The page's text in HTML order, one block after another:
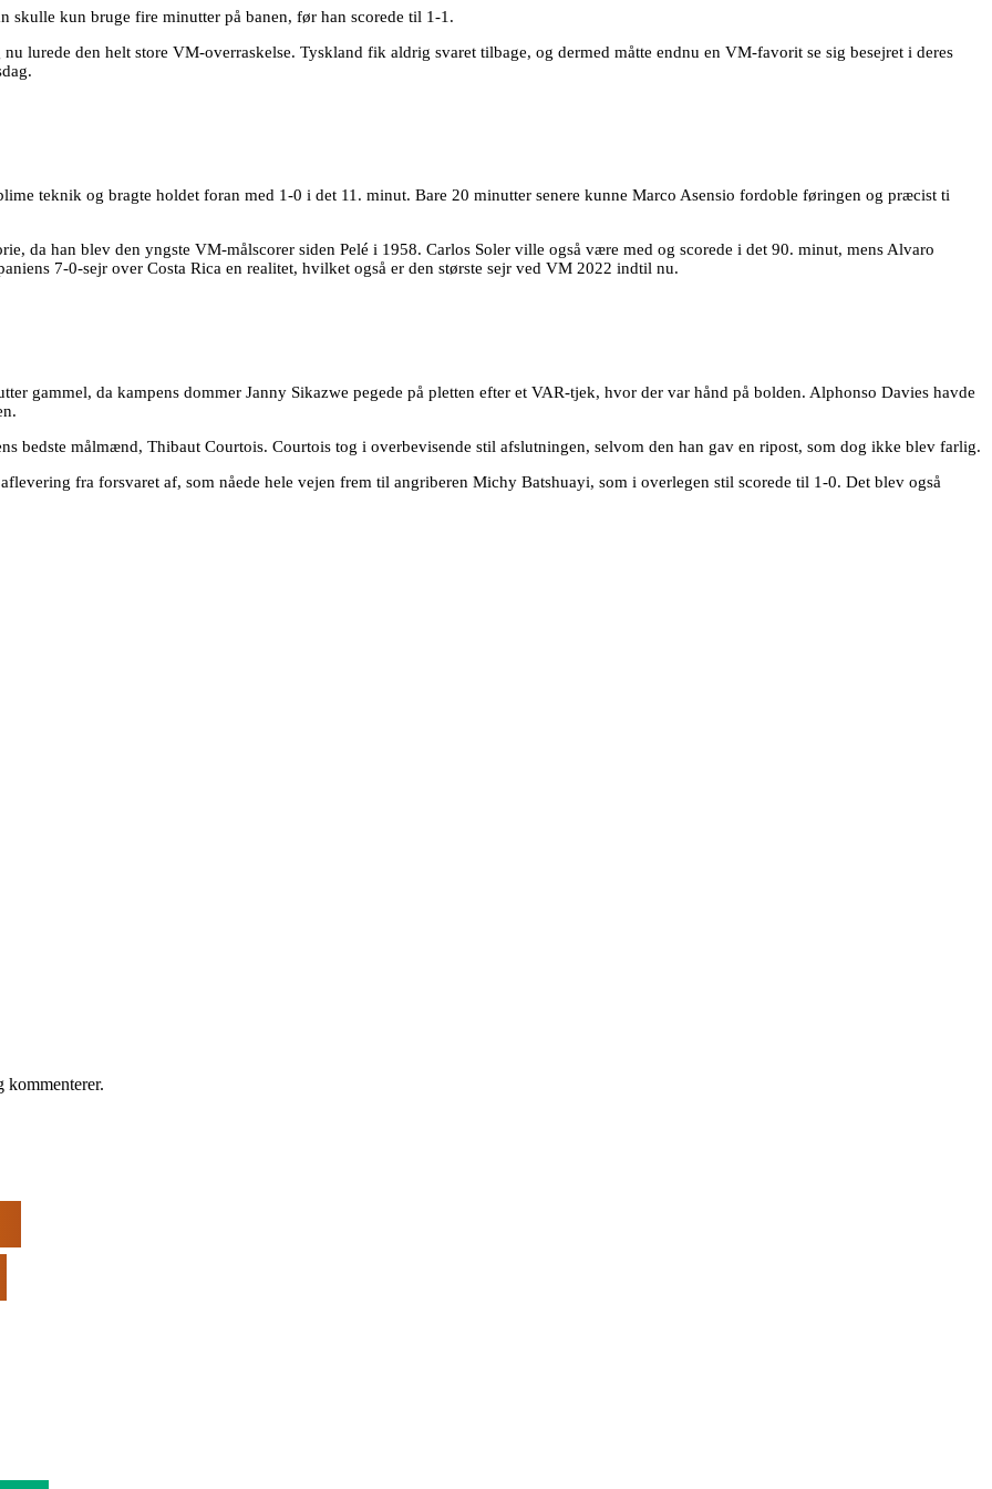
skulle kun bruge fire minutter på banen, før han scorede til 1-1.
lurede den helt store VM-overraskelse. Tyskland fik aldrig svaret tilbage, og dermed måtte endnu en VM-favorit se sig besejret i deres
teknik og bragte holdet foran med 1-0 i det 11. minut. Bare 20 minutter senere kunne Marco Asensio fordoble føringen og præcist ti
da han blev den yngste VM-målscorer siden Pelé i 1958. Carlos Soler ville også være med og scorede i det 90. minut, mens Alvaro
7-0-sejr over Costa Rica en realitet, hvilket også er den største sejr ved VM 2022 indtil nu.
gammel, da kampens dommer Janny Sikazwe pegede på pletten efter et VAR-tjek, hvor der var hånd på bolden. Alphonso Davies havde
bedste målmænd, Thibaut Courtois. Courtois tog i overbevisende stil afslutningen, selvom den han gav en ripost, som dog ikke blev farlig.
fra forsvaret af, som nåede hele vejen frem til angriberen Michy Batshuayi, som i overlegen stil scorede til 1-0. Det blev også
kommenterer.